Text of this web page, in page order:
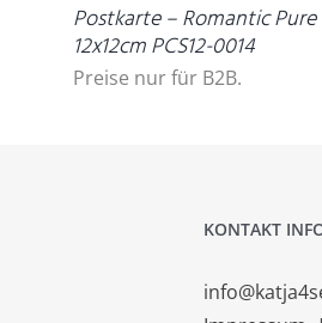
Postkarte – Romantic Pure
12x12cm PCS12-0014
Preise nur für B2B.
KONTAKT